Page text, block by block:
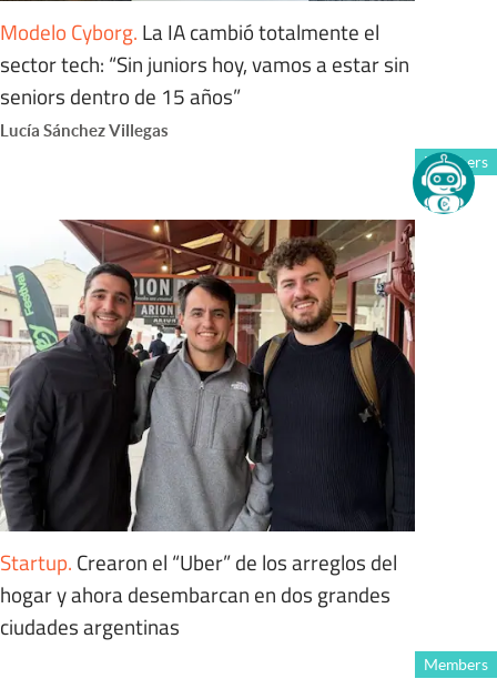
Modelo Cyborg. La IA cambió totalmente el
sector tech: “Sin juniors hoy, vamos a estar sin
seniors dentro de 15 años”
Lucía Sánchez Villegas
Members
Startup. Crearon el “Uber” de los arreglos del
hogar y ahora desembarcan en dos grandes
ciudades argentinas
Members